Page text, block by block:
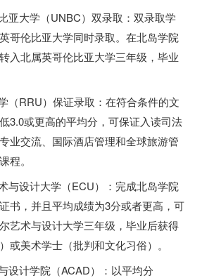
亚大学（UNBC）双录取：双录取学
哥伦比亚大学同时录取。在北岛学院
入北属英哥伦比亚大学三年级，毕业
（RRU）保证录取：在符合条件的文
3.0或更高的平均分，可保证入读司法
业交流、国际酒店管理和全球旅游管
程。
与设计大学（ECU）：完成北岛学院
书，并且平均成绩为3分或者更高，可
艺术与设计大学三年级，毕业后获得
或美术学士（批判和文化习俗）。
设计学院（ACAD）：以平均分